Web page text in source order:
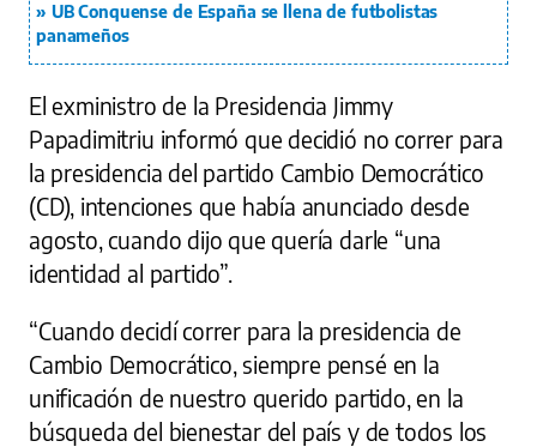
UB Conquense de España se llena de futbolistas
panameños
El exministro de la Presidencia Jimmy
Papadimitriu informó que decidió no correr para
la presidencia del partido Cambio Democrático
(CD), intenciones que había anunciado desde
agosto, cuando dijo que quería darle “una
identidad al partido”.
“Cuando decidí correr para la presidencia de
Cambio Democrático, siempre pensé en la
unificación de nuestro querido partido, en la
búsqueda del bienestar del país y de todos los